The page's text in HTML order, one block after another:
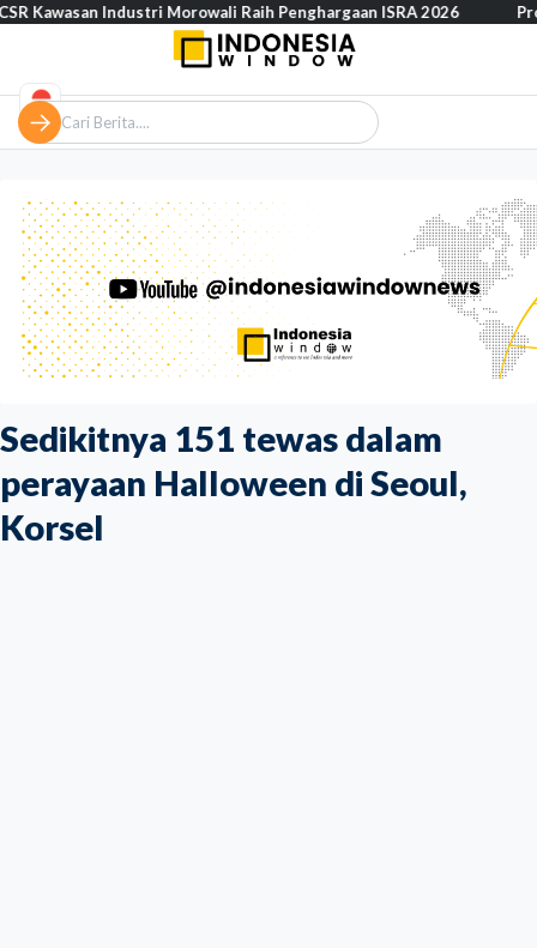
Sedikitnya 151 tewas dalam
perayaan Halloween di Seoul,
Korsel
Industri Morowali Raih Penghargaan ISRA 2026 Prof. Syafi’i